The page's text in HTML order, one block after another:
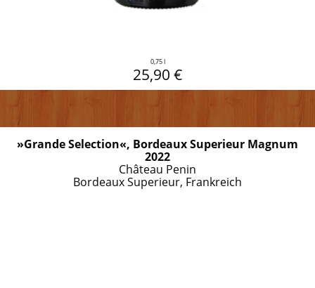
0,75 l
25,90 €
»Grande Selection«, Bordeaux Superieur Magnum
2022
Château Penin
Bordeaux Superieur, Frankreich